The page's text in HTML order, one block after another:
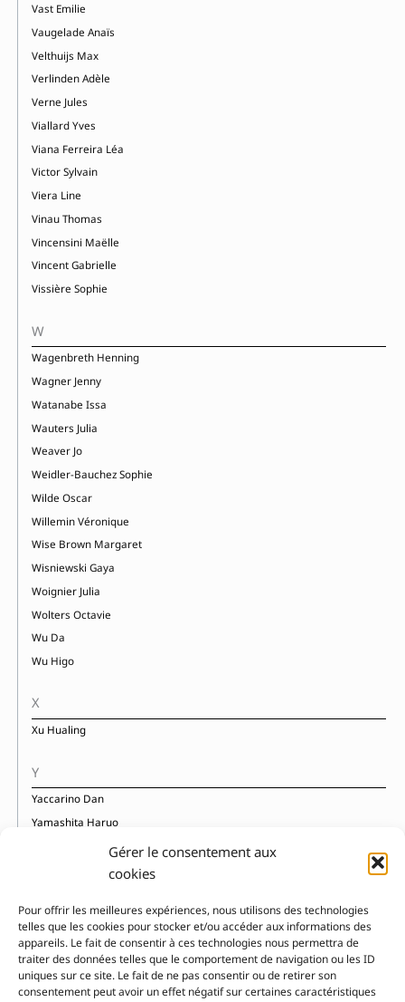
Gérer le consentement aux
cookies
Pour offrir les meilleures expériences, nous utilisons des technologies
telles que les cookies pour stocker et/ou accéder aux informations des
appareils. Le fait de consentir à ces technologies nous permettra de
traiter des données telles que le comportement de navigation ou les ID
uniques sur ce site. Le fait de ne pas consentir ou de retirer son
consentement peut avoir un effet négatif sur certaines caractéristiques
Vast Emilie
Vaugelade Anaïs
Velthuijs Max
Verlinden Adèle
Verne Jules
Viallard Yves
Viana Ferreira Léa
Victor Sylvain
Viera Line
Vinau Thomas
Vincensini Maëlle
Vincent Gabrielle
Vissière Sophie
W
Wagenbreth Henning
Wagner Jenny
Watanabe Issa
Wauters Julia
Weaver Jo
Weidler-Bauchez Sophie
Wilde Oscar
Willemin Véronique
Wise Brown Margaret
Wisniewski Gaya
Woignier Julia
Wolters Octavie
Wu Da
Wu Higo
X
Xu Hualing
Y
Yaccarino Dan
Yamashita Haruo
Yoshida Toshi
Yourcenar Marguerite